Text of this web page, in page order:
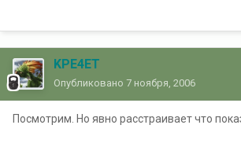
KPE4ET
Опубликовано 7 ноября, 2006
Посмотрим. Но явно расстраивает что